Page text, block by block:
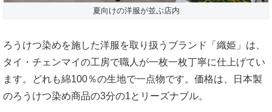
夏向けの洋服が並ぶ店内
ろうけつ染めを施した洋服を取り扱うブランド「織姫」は、
タイ・チェンマイの工房で職人が一枚一枚丁寧に仕上げてい
ます。どれも綿100％の生地で一点物です。価格は、日本製
のろうけつ染め商品の3分の1とリーズナブル。